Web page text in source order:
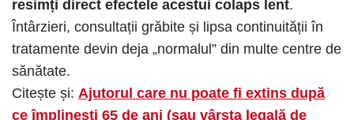
resimți direct efectele acestui colaps lent.
Întârzieri, consultații grăbite și lipsa continuității în
tratamente devin deja „normalul” din multe centre de
sănătate.
Citește și: Ajutorul care nu poate fi extins după
ce împlinești 65 de ani (sau vârsta legală de